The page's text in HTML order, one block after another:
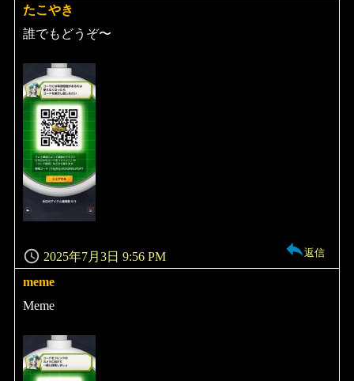
たこやき
よ
り:
2025年7月3日 9:56 PM
誰でもどうぞ〜
返信
meme
よ
り:
Meme